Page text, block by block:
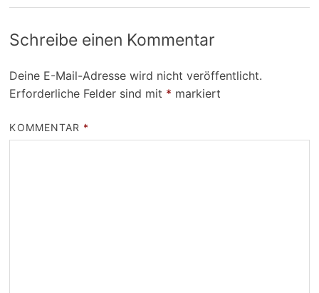
Schreibe einen Kommentar
Deine E-Mail-Adresse wird nicht veröffentlicht.
Erforderliche Felder sind mit * markiert
KOMMENTAR *